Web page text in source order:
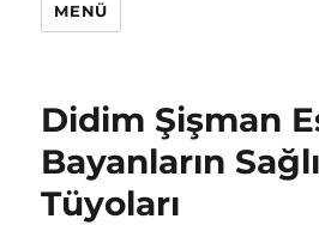
MENÜ
Didim Şişman
Bayanların
Tüyoları